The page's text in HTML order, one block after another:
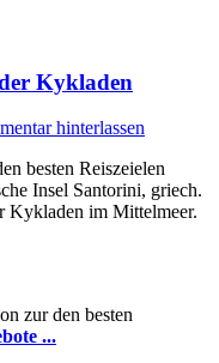
Kykladen
hinterlassen
besten Reiszeielen
Insel Santorini, griech.
Kykladen im Mittelmeer.
zur den besten
...